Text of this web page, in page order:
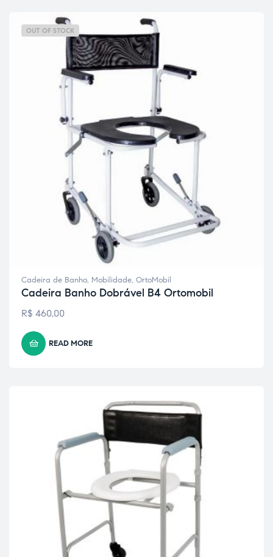
OUT OF STOCK
Cadeira de Banho, Mobilidade, OrtoMobil
Cadeira Banho Dobrável B4 Ortomobil
R$ 460,00
READ MORE